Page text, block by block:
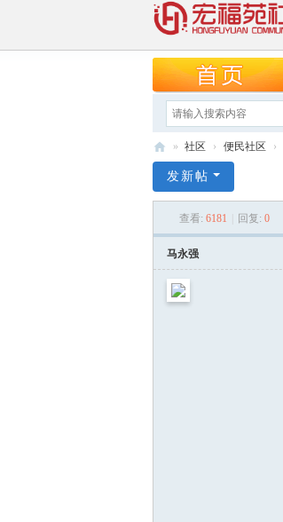
福
» 社区 › 便民社区 ›
发新帖
查看: 6181 回复: 0
马永强